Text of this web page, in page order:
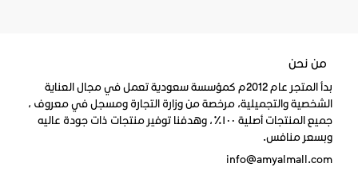
من نحن
بدأ المتجر عام 2012م كمؤسسة سعودية تعمل في مجال العناية
الشخصية والتجميلية، مرخصة من وزارة التجارة ومسجل في معروف ،
جميع المنتجات أصلية ١٠٠٪، وهدفنا توفير منتجات ذات جودة عاليه
وبسعر منافس.
info@amyalmall.com